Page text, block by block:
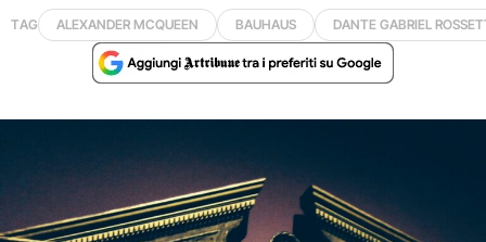
TAG ALEXANDER MCQUEEN BAUHAUS DANTE GABRIEL